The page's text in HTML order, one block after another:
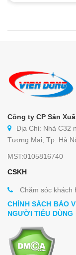
Công ty CP Sản
Địa Chỉ: Nhà C32
Tương Mai, Tp. Hà
MST:0105816740
CSKH
Chăm sóc khách
CHÍNH SÁCH BẢO
NGƯỜI TIÊU DÙNG